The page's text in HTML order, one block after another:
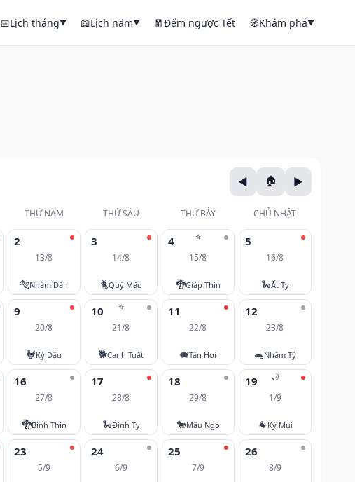
📅Lịch tháng▼ 📖Lịch năm▼ 🧧Đếm ngược Tết 🧭Khám phá▼
THỨ NĂM THỨ SÁU THỨ BẢY CHỦ NHẬT
2
13/8
🐅Nhâm Dần
3
14/8
🐈Quý Mão
⭐
4
15/8
🐉Giáp Thìn
5
16/8
🐍Ất Tỵ
9
20/8
🐓Kỷ Dậu
⭐
10
21/8
🐕Canh Tuất
11
22/8
🐖Tân Hợi
12
23/8
🐀Nhâm Tý
16
27/8
🐉Bính Thìn
17
28/8
🐍Đinh Tỵ
18
29/8
🐎Mậu Ngọ
🌙
19
1/9
🐐 Kỷ Mùi
23
5/9
24
6/9
25
7/9
26
8/9